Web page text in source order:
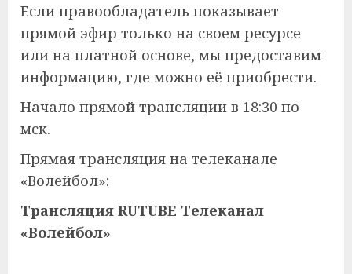
Если правообладатель показывает
прямой эфир только на своем ресурсе
или на платной основе, мы предоставим
информацию, где можно её приобрести.
Начало прямой трансляции в 18:30 по
мск.
Прямая трансляция на телеканале
«Волейбол»:
Трансляция RUTUBE Телеканал
«Волейбол»